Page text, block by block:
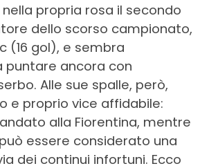
propria rosa il secondo
dello scorso campionato,
(16 gol), e sembra
puntare ancora con
Alle sue spalle, però,
e proprio vice affidabile:
alla Fiorentina, mentre
essere considerato una
dei continui infortuni. Ecco